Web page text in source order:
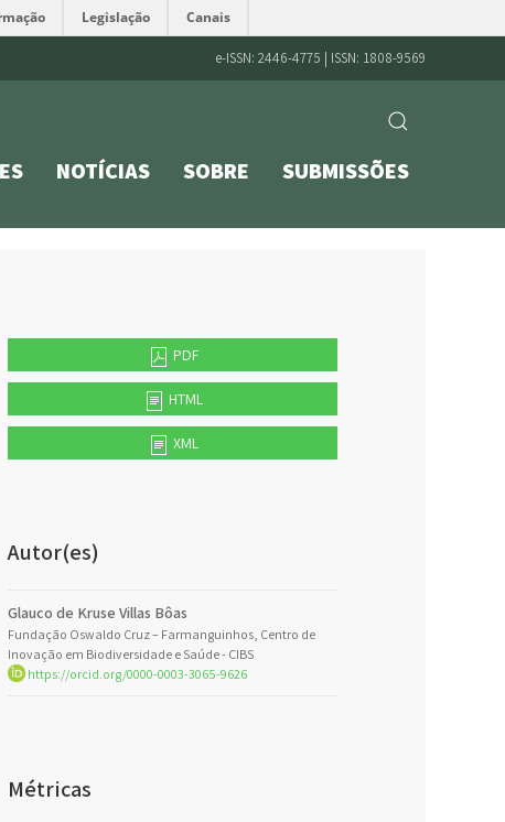
Legislação Canais
e-ISSN: 2446-4775 | ISSN: 1808-9569
NOTÍCIAS SOBRE SUBMISSÕES
PDF
HTML
XML
Autor(es)
Glauco de Kruse Villas Bôas
Fundação Oswaldo Cruz – Farmanguinhos, Centro de
Inovação em Biodiversidade e Saúde - CIBS
https://orcid.org/0000-0003-3065-9626
Métricas